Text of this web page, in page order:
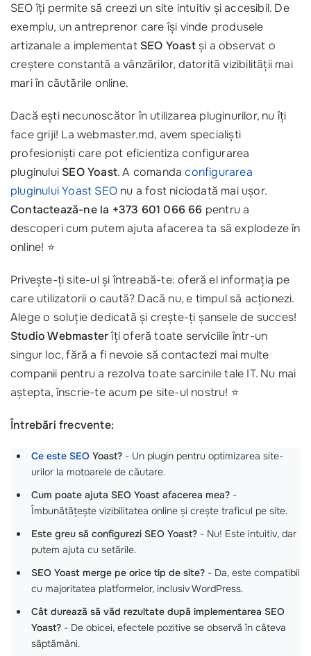
SEO îți permite să creezi un site intuitiv și accesibil. De
exemplu, un antreprenor care își vinde produsele
artizanale a implementat SEO Yoastși a observat o
creștere constantă a vânzărilor, datorită vizibilității mai
mari în căutările online.
Dacă ești necunoscător în utilizarea pluginurilor, nu îți
face griji! La webmaster.md, avem specialiști
profesioniști care pot eficientiza configurarea
pluginului SEO Yoast. A comandaconfigurarea
pluginului Yoast SEO nu a fost niciodată mai ușor.
Contactează-ne la +373 601 066 66 pentru a
descoperi cum putem ajuta afacerea ta să explodeze în
online! ⭐
Privește-ți site-ul și întreabă-te: oferă el informația pe
care utilizatorii o caută? Dacă nu, e timpul să acționezi.
Alege o soluție dedicată și crește-ți șansele de succes!
Studio Webmasterîți oferă toate serviciile într-un
singur loc, fără a fi nevoie să contactezi mai multe
companii pentru a rezolva toate sarcinile tale IT. Nu mai
aștepta, înscrie-te acum pe site-ul nostru! ⭐
Întrebări frecvente:
Ce este SEO Yoast? - Un plugin pentru optimizarea site-
urilor la motoarele de căutare.
Cum poate ajuta SEO Yoast afacerea mea? -
Îmbunătățește vizibilitatea online și crește traficul pe site.
Este greu să configurezi SEO Yoast? - Nu! Este intuitiv, dar
putem ajuta cu setările.
SEO Yoast merge pe orice tip de site? - Da, este compatibil
cu majoritatea platformelor, inclusiv WordPress.
Cât durează să văd rezultate după implementarea SEO
Yoast? - De obicei, efectele pozitive se observă în câteva
săptămâni.